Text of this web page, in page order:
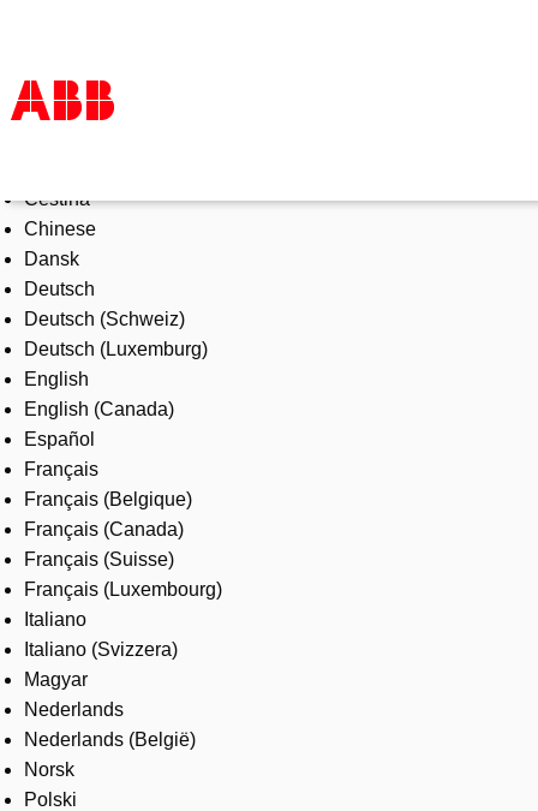
Products & Solutions
Industries
Services
About us
Where to buy
Contact us
Careers
Čeština
Chinese
Dansk
Deutsch
Deutsch (Schweiz)
Deutsch (Luxemburg)
English
English (Canada)
Español
Français
Français (Belgique)
Français (Canada)
Français (Suisse)
Français (Luxembourg)
Italiano
Italiano (Svizzera)
Magyar
Nederlands
Nederlands (België)
Norsk
Polski